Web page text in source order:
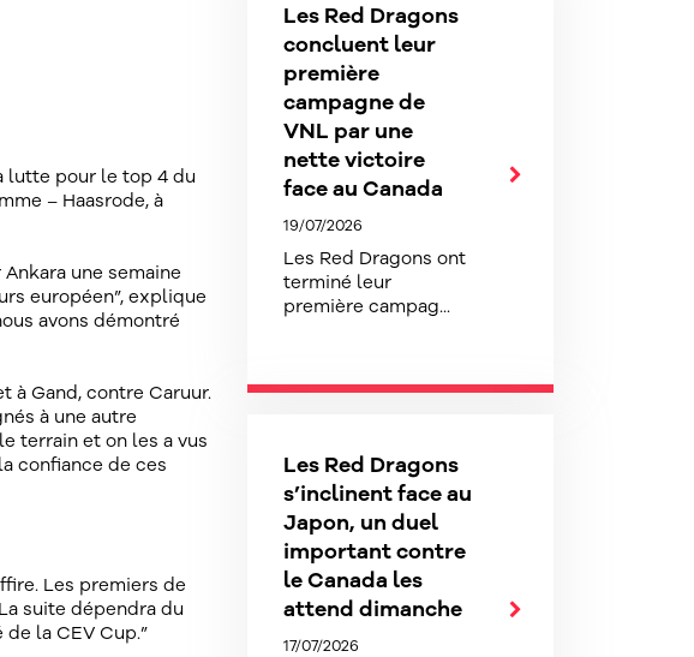
lutte pour le top 4 du
– Haasrode, à
une semaine
européen”, explique
avons démontré
à Gand, contre Caruur.
à une autre
terrain et on les a vus
confiance de ces
Les premiers de
suite dépendra du
la CEV Cup.”
Les Red Dragons
concluent leur
première
campagne de
VNL par une
nette victoire
face au Canada
19/07/2026
Les Red Dragons ont
terminé leur
première campag...
Les Red Dragons
s’inclinent face au
Japon, un duel
important contre
le Canada les
attend dimanche
17/07/2026